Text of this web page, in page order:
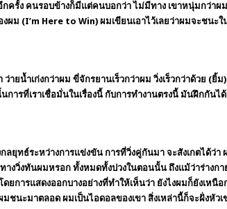
ครั้ง คนรอบข้างก็มีแต่คนบอกว่า ไม่มีทาง เขาหนุ่มกว่าผ
ผม (I’m Here to Win) ผมเขียนเอาไว้เลยว่าผมจะชนะ
ว่ายน้ำเก่งกว่าผม ขี่จักรยานเร็วกว่าผม วิ่งเร็วกว่าด้วย (
ารที่เราเชื่อมั่นในเรื่องนี้ กับการทำงานตรงนี้ มันฝึกกันไ
ลยุทธ์ระหว่างการแข่งขัน การที่วิ่งคู่กันมา จะสังเกตได้ว่
างวิ่งทันผมหรอก ทั้งหมดทั้งปวงในตอนนั้น ถึงแม้ว่าร่าง
การแสดงออกบางอย่างที่ทำให้เห็นว่า ยังไงผมก็ยังเหนื
นะมาตลอด ผมเป็นไอดอลของเขา สิ่งเหล่านี้ก็จะฝั่งหัว